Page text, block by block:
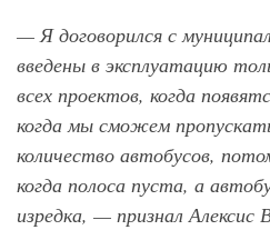
— Я договорился с
введены в эксплуатацию
всех проектов, когда
когда мы сможем
количество автобусов,
когда полоса пуста, а
изредка, — признал Алексис